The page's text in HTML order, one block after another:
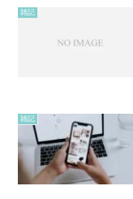
雑記
雑記